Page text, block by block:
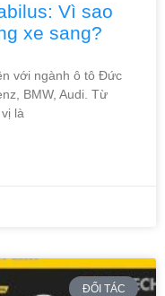
Vì sao
xe sang?
với ngành ô tô Đức
BMW, Audi. Từ
là
ĐỐI TÁC